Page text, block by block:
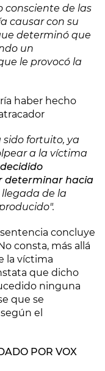
consciente de las
causar con su
determinó que
un
le provocó la
haber hecho
fortuito, ya
a la víctima
determinar hacia
de la
concluye
consta, más allá
la víctima
que dicho
ninguna
que se
el
POR VOX